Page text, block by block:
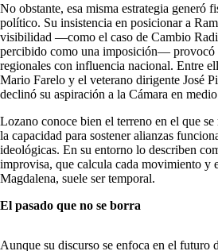
No obstante, esa misma estrategia generó
político. Su insistencia en posicionar a
visibilidad —como el caso de Cambio
percibido como una imposición— provocó
regionales con influencia nacional. Entre
Mario Farelo y el veterano dirigente José
declinó su aspiración a la Cámara en
Lozano conoce bien el terreno en el que se
la capacidad para sostener alianzas
ideológicas. En su entorno lo describen
improvisa, que calcula cada movimiento y
Magdalena, suele ser temporal.
El pasado que no se borra
Aunque su discurso se enfoca en el futuro